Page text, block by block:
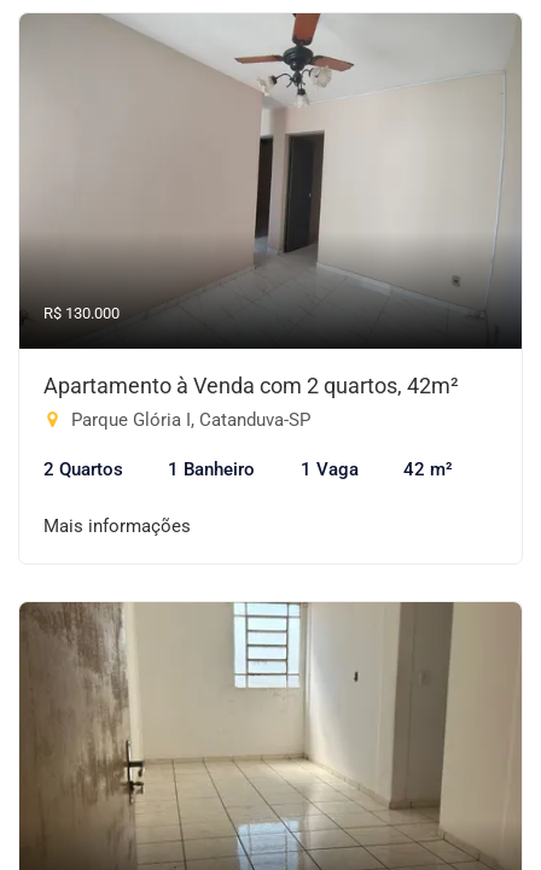
R$ 130.000
Apartamento à Venda com 2 quartos, 42m²
Parque Glória I, Catanduva-SP
2 Quartos 1 Banheiro 1 Vaga 42 m²
Mais informações